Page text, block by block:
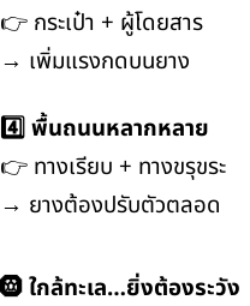
👉 กระเป๋า + ผู้โดยสาร
→ เพิ่มแรงกดบนยาง
4️⃣ พื้นถนนหลากหลาย
👉 ทางเรียบ + ทางขรุขระ
→ ยางต้องปรับตัวตลอด
🛞 ใกล้ทะเล…ยิ่งต้องระวัง